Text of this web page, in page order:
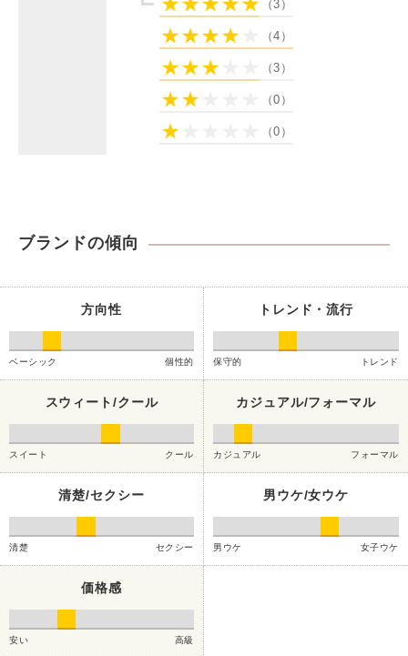
（3）
（4）
（3）
（0）
（0）
ブランドの傾向
方向性
ベーシック 個性的
トレンド・流行
保守的 トレンド
スウィート/クール
スイート クール
カジュアル/フォーマル
カジュアル フォーマル
清楚/セクシー
清楚 セクシー
男ウケ/女ウケ
男ウケ 女子ウケ
価格感
安い 高級